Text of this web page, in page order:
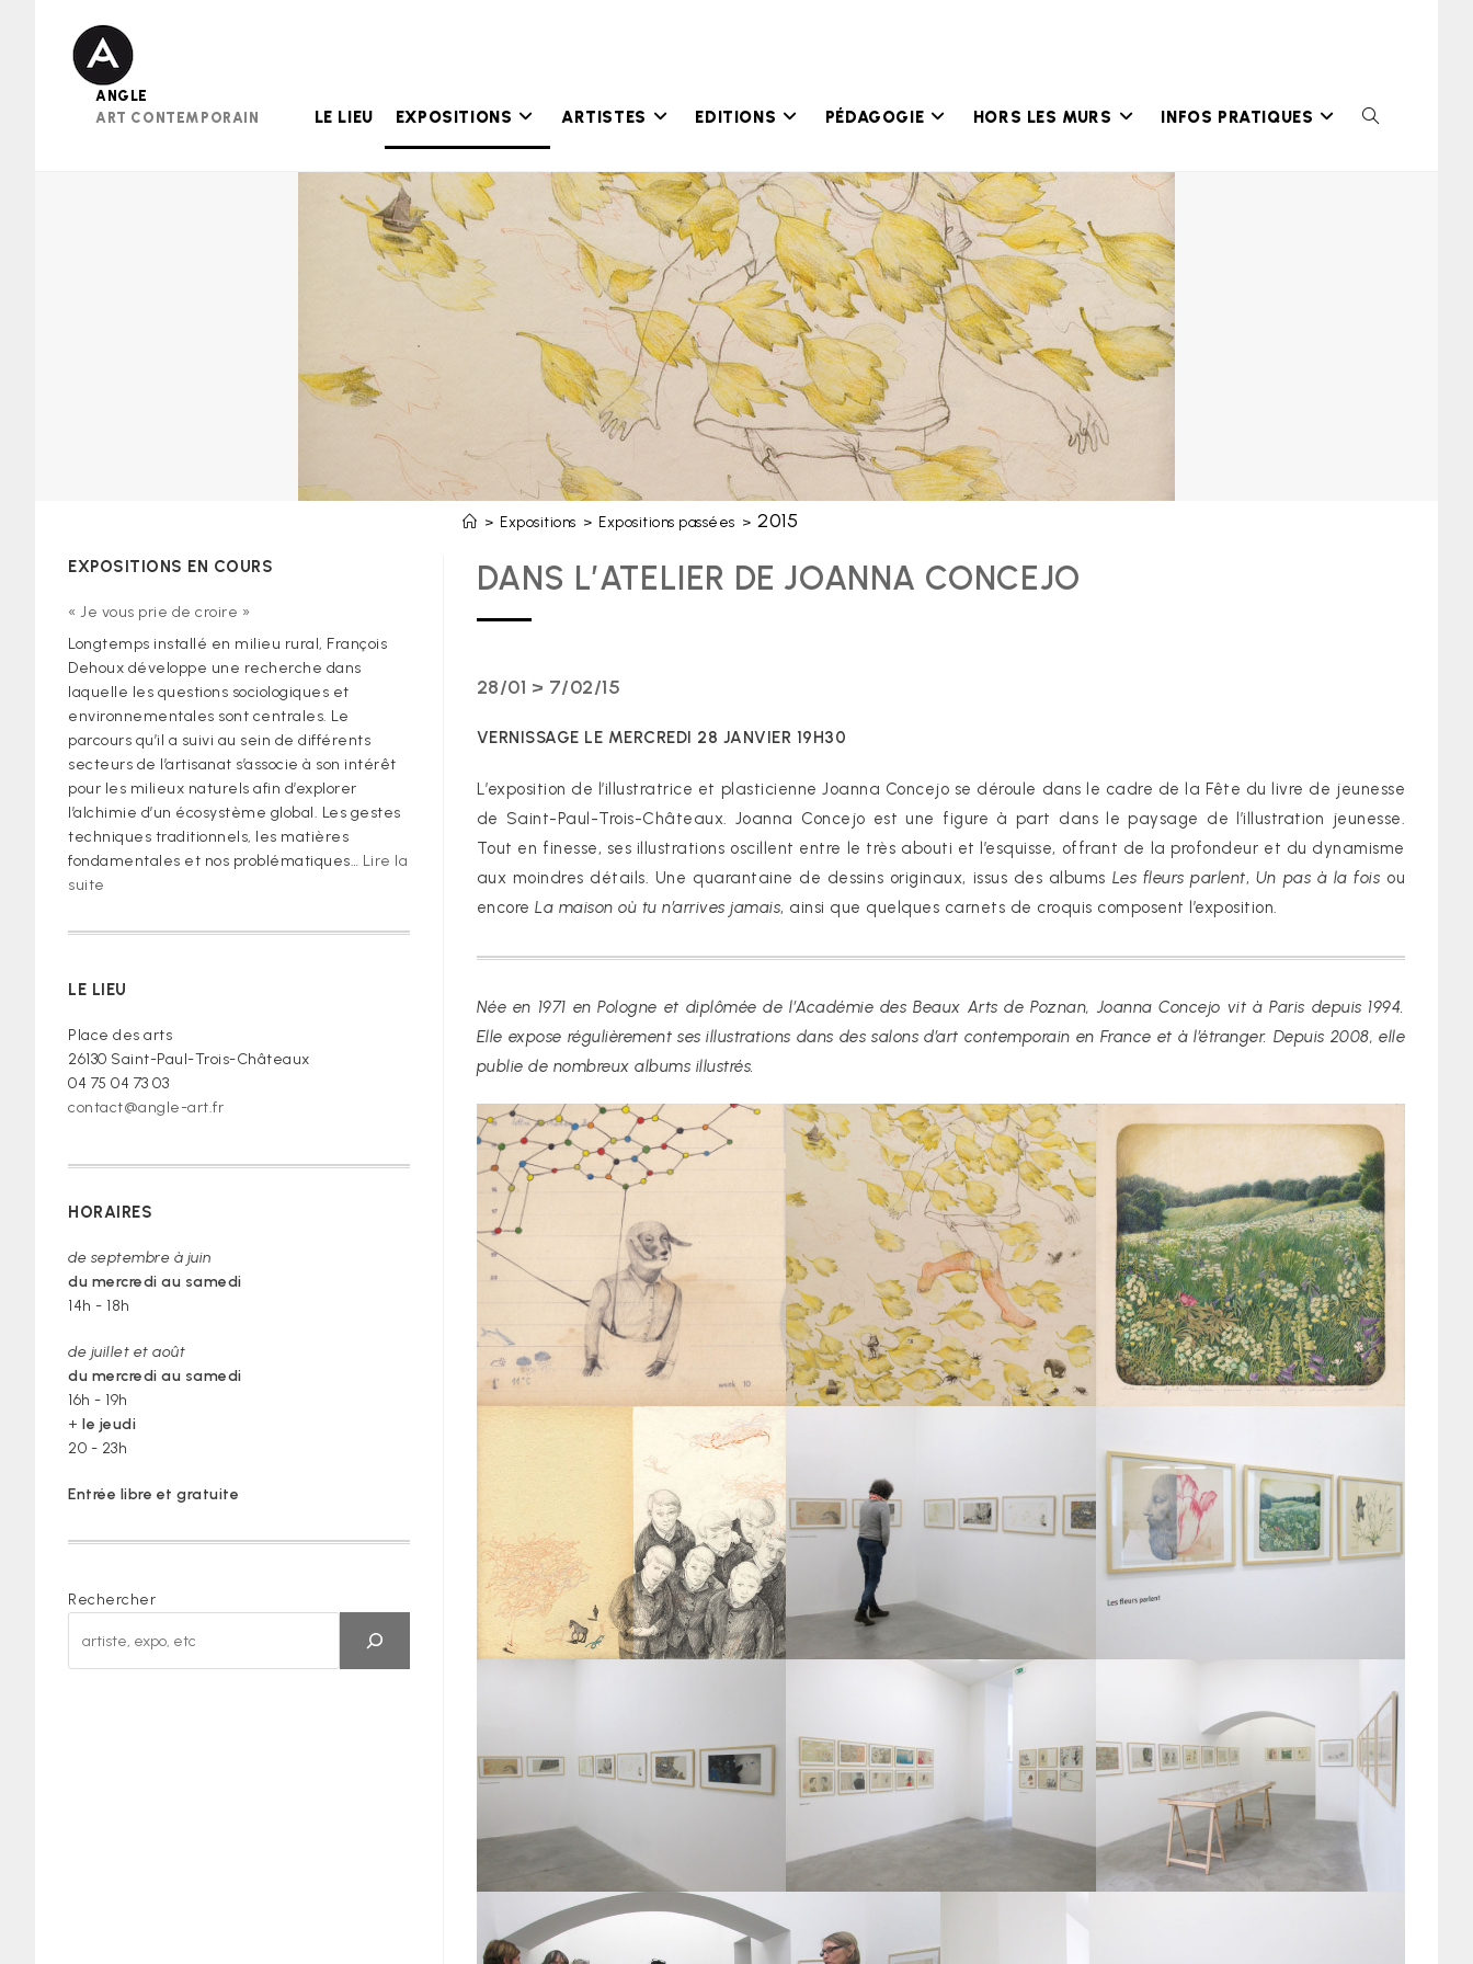
ANGLE
ART CONTEMPORAIN
LE LIEU EXPOSITIONS ARTISTES EDITIONS PÉDAGOGIE HORS LES MURS INFOS PRATIQUES TOGGLE
> Expositions > Expositions passées > 2015
DANS L’ATELIER DE JOANNA CONCEJO
28/01 > 7/02/15
VERNISSAGE LE MERCREDI 28 JANVIER 19H30
L’exposition de l’illustratrice et plasticienne Joanna Concejo se déroule dans le cadre de la Fête du livre de jeunesse
de Saint-Paul-Trois-Châteaux. Joanna Concejo est une figure à part dans le paysage de l’illustration jeunesse.
Tout en finesse, ses illustrations oscillent entre le très abouti et l’esquisse, offrant de la profondeur et du dynamisme
aux moindres détails. Une quarantaine de dessins originaux, issus des albums Les fleurs parlent, Un pas à la fois ou
encoreLa maison où tu n’arrives jamais, ainsi que quelques carnets de croquis composent l’exposition.
Née en 1971 en Pologne et diplômée de l’Académie des Beaux Arts de Poznan, Joanna Concejo vit à Paris depuis 1994.
Elle expose régulièrement ses illustrations dans des salons d’art contemporain en France et à l’étranger. Depuis 2008, elle
publie de nombreux albums illustrés.
EXPOSITIONS EN COURS
« Je vous prie de croire »
Longtemps installé en milieu rural, François
Dehoux développe une recherche dans
laquelle les questions sociologiques et
environnementales sont centrales. Le
parcours qu’il a suivi au sein de différents
secteurs de l’artisanat s’associe à son intérêt
pour les milieux naturels afin d’explorer
l’alchimie d’un écosystème global. Les gestes
techniques traditionnels, les matières
fondamentales et nos problématiques… Lire la
suite
vous
de
LE LIEU
Place des arts
26130 Saint-Paul-Trois-Châteaux
04 75 04 73 03
contact@angle-art.fr
HORAIRES
de septembre à juin
du mercredi au samedi
14h - 18h
de juillet et août
du mercredi au samedi
16h - 19h
+ le jeudi
20 - 23h
Entrée libre et gratuite
Rechercher